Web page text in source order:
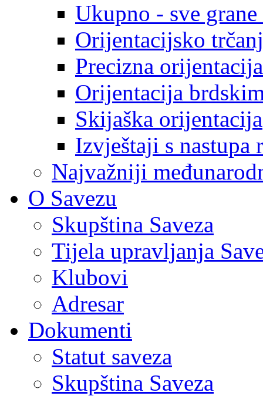
Ukupno - sve
Orijentacijsko
Precizna orijentacija
Orijentacija
Skijaška orijentacija
Izvještaji s nastupa
Najvažniji
O Savezu
Skupština Saveza
Tijela upravljanja
Klubovi
Adresar
Dokumenti
Statut saveza
Skupština Saveza